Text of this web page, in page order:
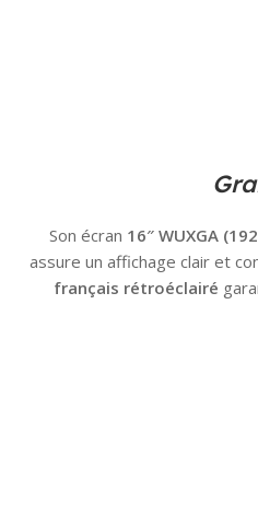
Son écran 16″ WUXGA
assure un affichage clair et
français rétroéclairé